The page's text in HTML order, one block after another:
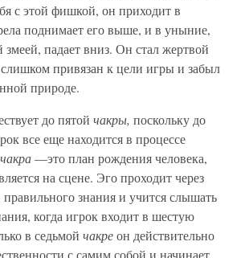
с этой фишкой, он приходит в
поднимает его выше, и в уныние,
падает вниз. Он стал жертвой
привязан к цели игры и забыл
природе.
до пятой чакры, поскольку до
все еще находится в процессе
чакра—это план рождения человека,
на сцене. Эго проходит через
знания и учится слышать
когда игрок входит в шестую
в седьмой чакреон действительно
с самим собой и начинает